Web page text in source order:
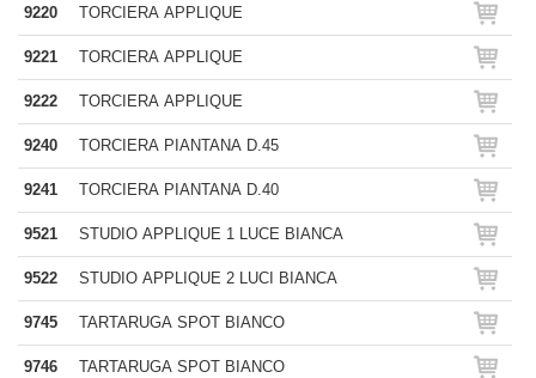
9220 TORCIERA APPLIQUE
9221 TORCIERA APPLIQUE
9222 TORCIERA APPLIQUE
9240 TORCIERA PIANTANA D.45
9241 TORCIERA PIANTANA D.40
9521 STUDIO APPLIQUE 1 LUCE BIANCA
9522 STUDIO APPLIQUE 2 LUCI BIANCA
9745 TARTARUGA SPOT BIANCO
9746 TARTARUGA SPOT BIANCO